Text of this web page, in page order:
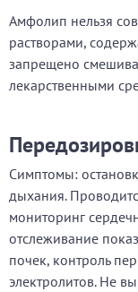
Амфолип нельзя
растворами,
запрещено
лекарственными
Симптомы:
дыхания.
мониторинг
отслеживание
почек, контроль
электролитов. Не